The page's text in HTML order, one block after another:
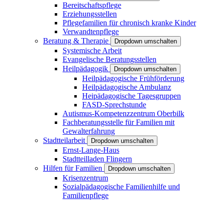
Bereitschaftspflege
Erziehungsstellen
Pflegefamilien für chronisch kranke Kinder
Verwandtenpflege
Beratung & Therapie
Dropdown umschalten
Systemische Arbeit
Evangelische Beratungsstellen
Heilpädagogik
Dropdown umschalten
Heilpädagogische Frühförderung
Heilpädagogische Ambulanz
Heipädagogische Tagesgruppen
FASD-Sprechstunde
Autismus-Kompetenzzentrum Oberbilk
Fachberatungsstelle für Familien mit
Gewalterfahrung
Stadtteilarbeit
Dropdown umschalten
Ernst-Lange-Haus
Stadtteilladen Flingern
Hilfen für Familien
Dropdown umschalten
Krisenzentrum
Sozialpädagogische Familienhilfe und
Familienpflege